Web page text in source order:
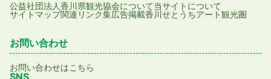
公益社団法人香川県観光協会について当サイトについて
サイトマップ関連リンク集広告掲載香川せとうちアート観光圏
お問い合わせ
お問い合わせはこちら
SNS